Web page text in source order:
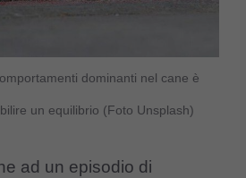
dominanti nel cane è
un equilibrio (Foto Unsplash)
ad un episodio di